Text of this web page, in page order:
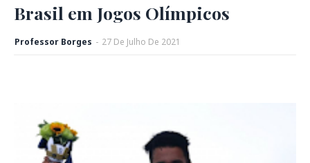
Brasil em Jogos Olímpicos
Professor Borges - 27 De Julho De 2021